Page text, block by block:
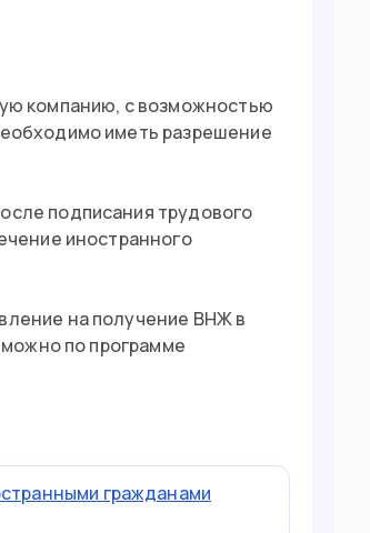
компанию, с возможностью
иметь разрешение
подписания трудового
иностранного
на получение ВНЖ в
по программе
гражданами